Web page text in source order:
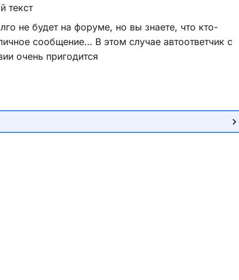
текст
не будет на форуме, но вы знаете, что кто-
сообщение… В этом случае автоответчик с
очень пригодится